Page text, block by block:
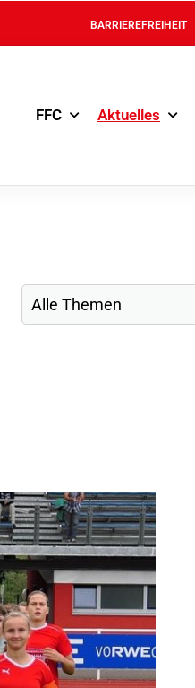
BARRIEREFREIHEIT
FFC Aktuelles